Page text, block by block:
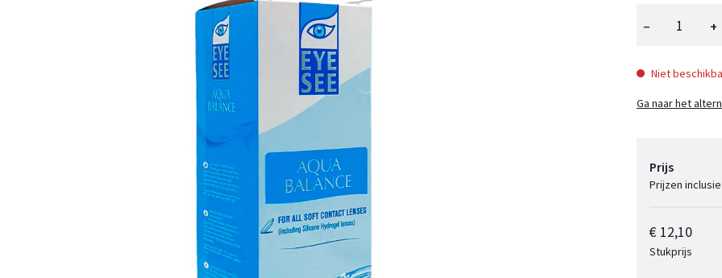
− +
Niet
Ga naar het
Prijs
Prijzen
€ 12,10
Stukprijs